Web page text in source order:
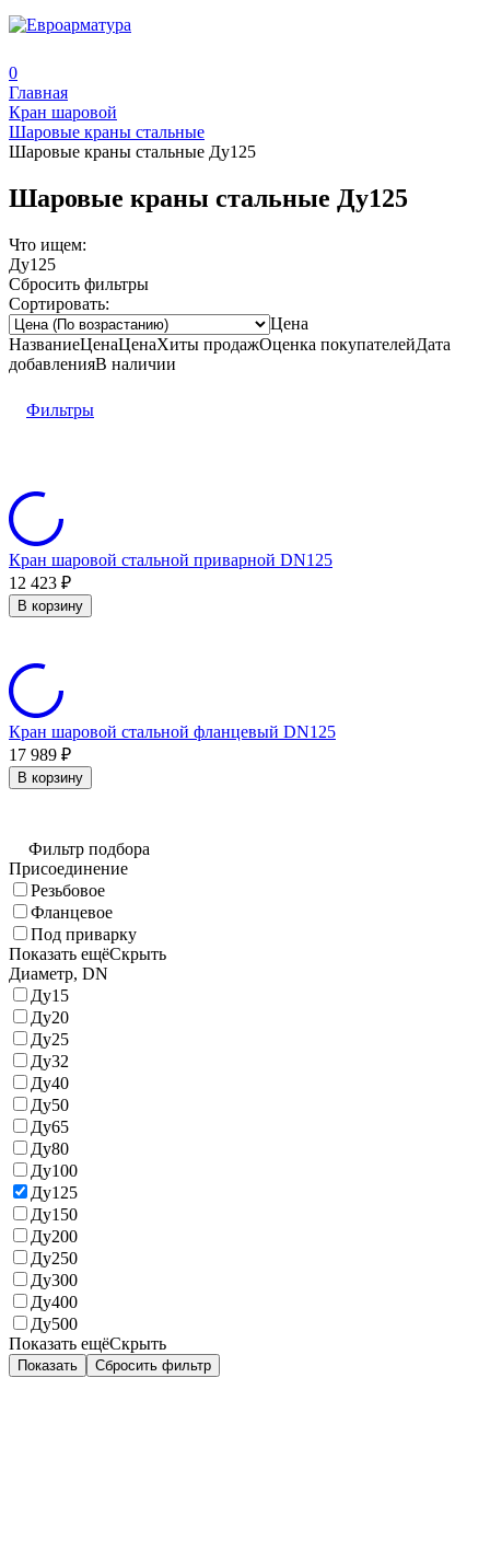
0
Главная
Кран шаровой
Шаровые краны стальные
Шаровые краны стальные Ду125
Шаровые краны стальные Ду125
Что ищем:
Ду125
Сбросить фильтры
Сортировать:
Цена
НазваниеЦенаЦенаХиты продажОценка покупателейДата
добавленияВ наличии
Фильтры
Кран шаровой стальной приварной DN125
12 423 ₽
В корзину
Кран шаровой стальной фланцевый DN125
17 989 ₽
В корзину
Фильтр подбора
Присоединение
Резьбовое
Фланцевое
Под приварку
Показать ещёСкрыть
Диаметр, DN
Ду15
Ду20
Ду25
Ду32
Ду40
Ду50
Ду65
Ду80
Ду100
Ду125
Ду150
Ду200
Ду250
Ду300
Ду400
Ду500
Показать ещёСкрыть
Показать Сбросить фильтр